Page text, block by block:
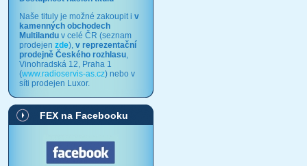
Naše tituly je možné zakoupit i v
kamenných obchodech
Multilandu v celé ČR (seznam
prodejen zde), v reprezentační
prodejně Českého rozhlasu,
Vinohradská 12, Praha 1
(www.radioservis-as.cz) nebo v
síti prodejen Luxor.
FEX na Facebooku